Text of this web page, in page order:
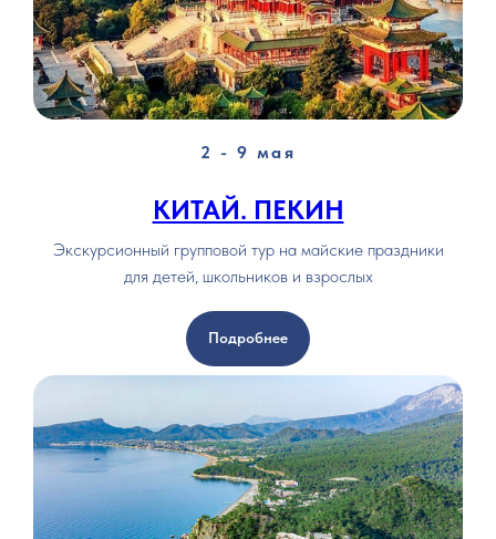
2 - 9 мая
КИТАЙ. ПЕКИН
Экскурсионный групповой тур на майские праздники
для детей, школьников и взрослых
Подробнее